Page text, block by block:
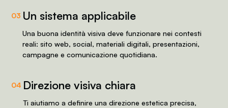
03 Un sistema applicabile
Una buona identità visiva deve funzionare nei contesti
reali: sito web, social, materiali digitali, presentazioni,
campagne e comunicazione quotidiana.
04 Direzione visiva chiara
Ti aiutiamo a definire una direzione estetica precisa,